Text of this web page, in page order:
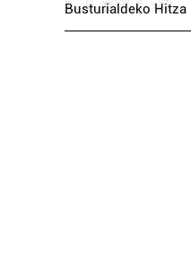
Busturialdeko Hitza